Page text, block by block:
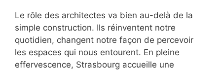
Le rôle des architectes va bien au-delà de la
simple construction. Ils réinventent notre
quotidien, changent notre façon de percevoir
les espaces qui nous entourent. En pleine
effervescence, Strasbourg accueille une